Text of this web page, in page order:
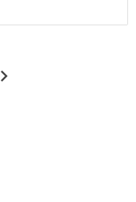
chevron_right